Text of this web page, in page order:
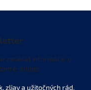
zasielať informácie o
e-shope.